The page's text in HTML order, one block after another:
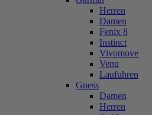
Herren
Damen
Fenix 8
Instinct
Vivomove
Venu
Laufuhren
Guess
Damen
Herren